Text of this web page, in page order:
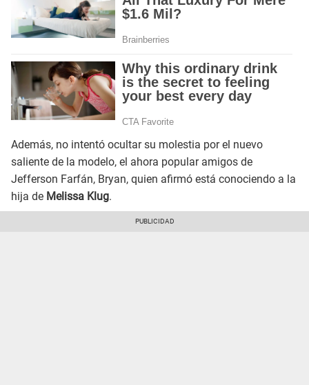
Además, no intentó ocultar su molestia por el nuevo
saliente de la modelo, el ahora popular amigos de
Jefferson Farfán, Bryan, quien afirmó está conociendo a la
hija de Melissa Klug.